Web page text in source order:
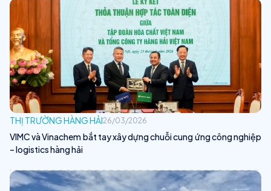
THỊ TRƯỜNG HÀNG HẢI26/03/2026
VIMC và Vinachem bắt tay xây dựng chuỗi cung ứng công nghiệp
– logistics hàng hải